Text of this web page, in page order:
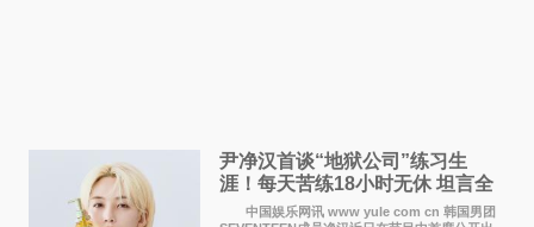
尹净汉首谈“地狱公司”练习生
涯！每天苦练18小时无休 坦言全
靠成员撑过来
中国娱乐网讯 www yule com cn 韩国男团